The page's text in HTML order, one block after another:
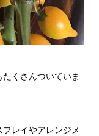
くさんついていま
レイやアレンジメ